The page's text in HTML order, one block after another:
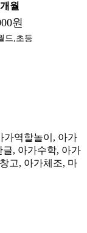
월
원
드,초등
가역할놀이, 아가
글, 아가수학, 아가
고, 아가체조, 마